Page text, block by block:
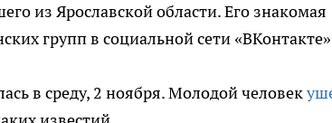
из Ярославской области. Его знакомая
групп в социальной сети
в среду, 2 ноября. Молодой человек